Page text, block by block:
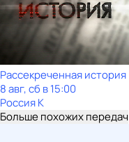
Рассекреченная история
8 авг, сб в 15:00
Россия К
Больше похожих передач